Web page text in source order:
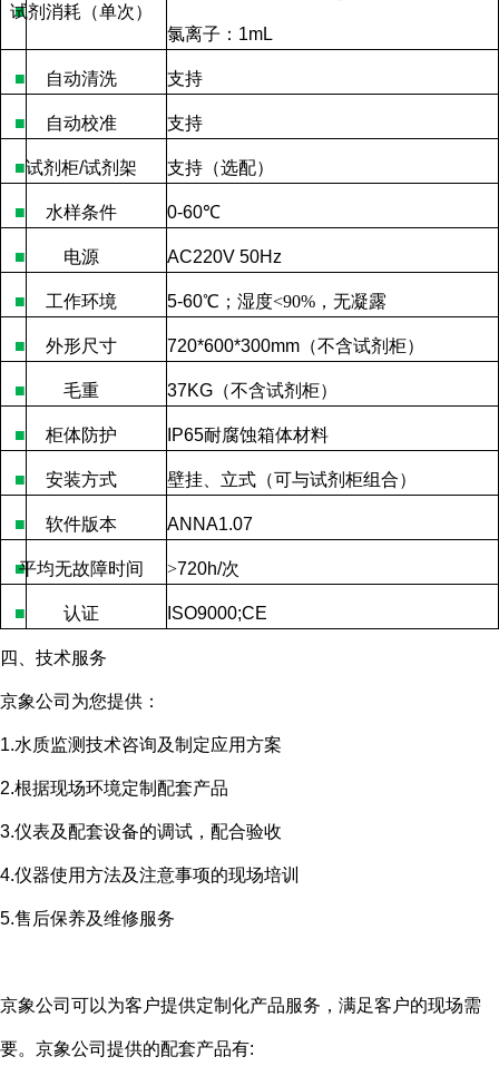
■
试剂消耗（单次）
氯离子： 1mL
■ 自动清洗 支持
■ 自动校准 支持
■试剂柜/试剂架 支持（选配）
■ 水样条件 0-60℃
■ 电源 AC220V 50Hz
■ 工作环境 5-60℃ ；湿度<90% ，无凝露
■ 外形尺寸 720*600*300mm （不含试剂柜）
■ 毛重 37KG （不含试剂柜）
■ 柜体防护 IP65耐腐蚀箱体材料
■ 安装方式 壁挂、立式（可与试剂柜组合）
■ 软件版本 ANNA1.07
■平均无故障时间 >720h/次
■ 认证 ISO9000;CE
四、技术服务
京象公司为您提供：
1.水质监测技术咨询及制定应用方案
2.根据现场环境定制配套产品
3.仪表及配套设备的调试，配合验收
4.仪器使用方法及注意事项的现场培训
5.售后保养及维修服务
京象公司可以为客户提供定制化产品服务，满足客户的现场需
要。京象公司提供的配套产品有: